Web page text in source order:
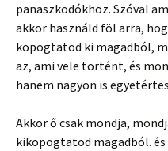
panaszkodókhoz. Szóval
akkor használd föl arra,
kopogtatod ki magadból,
az, ami vele történt, és
hanem nagyon is
Akkor ő csak mondja,
kikopogtatod magadból. és